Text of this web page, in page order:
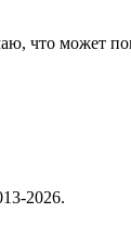
что может
2026.